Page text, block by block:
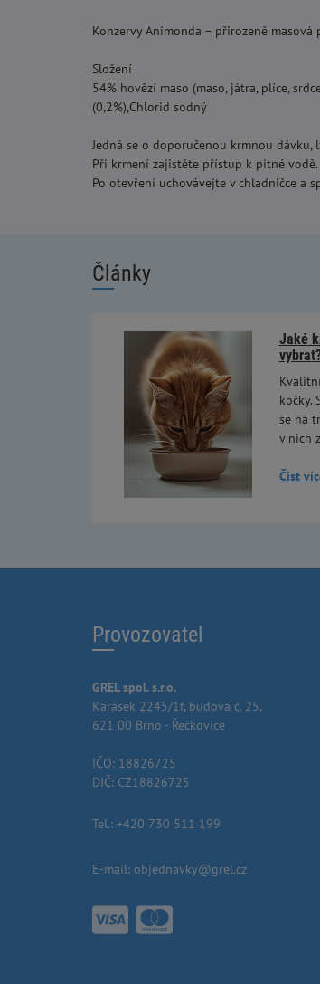
Konzervy Animonda – přirozeně
Složení
54% hovězí maso (maso, játra, plíce,
(0,2%),Chlorid sodný
Jedná se o doporučenou krmnou
Při krmení zajistěte přístup k pitné vodě.
Po otevření uchovávejte v chladničce a
Články
Jaké
kočky.
se na
v nich
Číst
Provozovatel
GREL spol. s.r.o.
Karásek 2245/1f, budova č. 25,
621 00 Brno - Řečkovice
IČO: 18826725
DIČ: CZ18826725
Tel.: +420 730 511 199
E-mail: objednavky@grel.cz